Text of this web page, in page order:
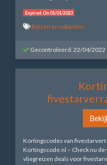
Expired On 01/01/2023
Reizen en vakanties
Gecontroleerd: 22/04/2022
Kortingscodes van
Kortingscode.nl – Check nu
vliegreizen deals voor